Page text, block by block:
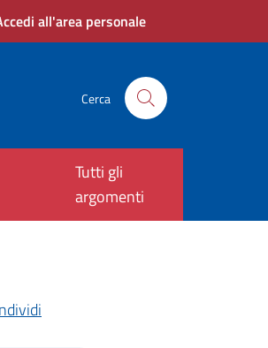
all'area personale
Cerca
Tutti gli
argomenti